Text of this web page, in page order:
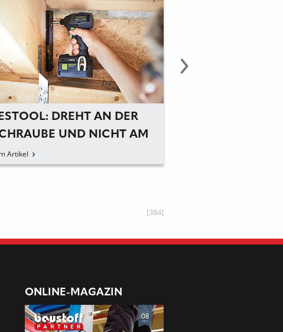
DREHT AN DER
UND NICHT AM
Artikel
[384]
ONLINE-MAGAZIN